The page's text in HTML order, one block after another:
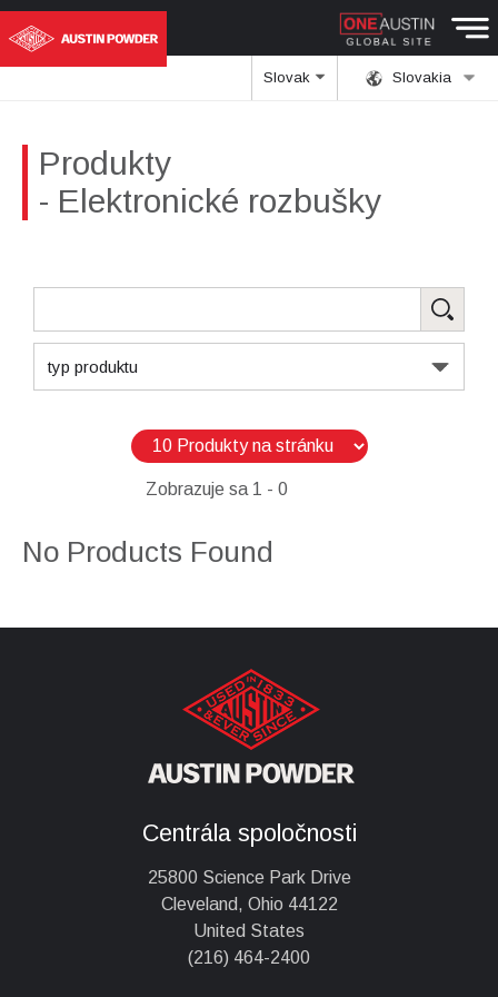
Slovakia
Slovak
Produkty
- Elektronické rozbušky
typ produktu
Zobrazuje sa1 - 0
No Products Found
Centrála spoločnosti
25800 Science Park Drive
Cleveland, Ohio 44122
United States
(216) 464-2400